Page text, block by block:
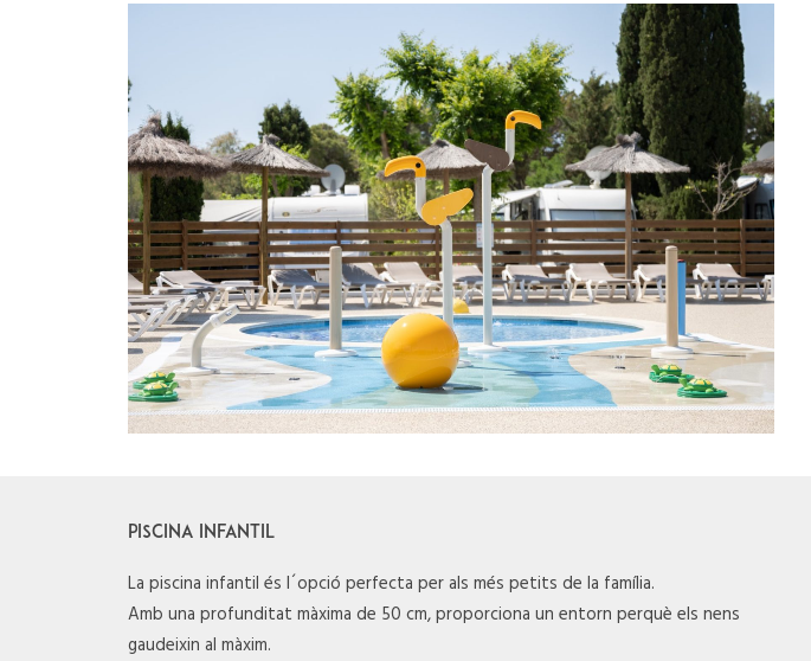
PISCINA INFANTIL
La piscina infantil és l´opció perfecta per als més petits de la família.
Amb una profunditat màxima de 50 cm, proporciona un entorn perquè els nens
gaudeixin al màxim.